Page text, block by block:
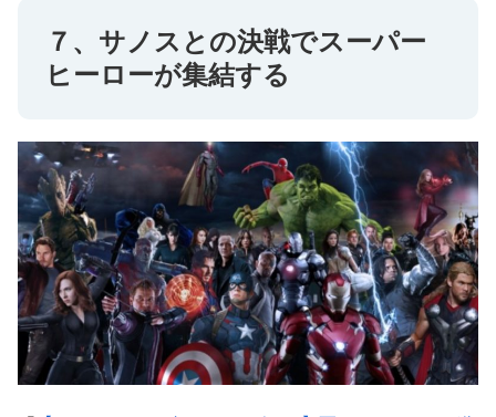
７、サノスとの決戦でスーパー
ヒーローが集結する